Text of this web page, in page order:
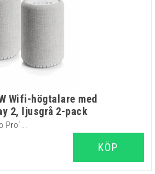
Wifi-högtalare med
2, ljusgrå 2-pack
KÖP